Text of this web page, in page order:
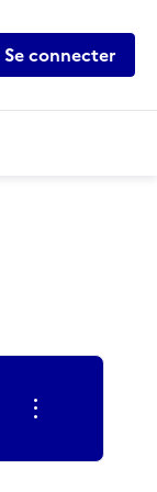
Se connecter